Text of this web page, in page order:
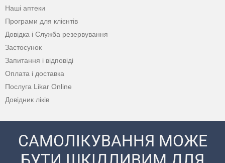
Наші аптеки
Програми для клієнтів
Довідка і Служба резервування
Застосунок
Запитання і відповіді
Оплата і доставка
Послуга Likar Online
Довідник ліків
САМОЛІКУВАННЯ МОЖЕ